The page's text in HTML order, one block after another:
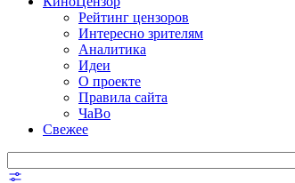
Рейтинг цензоров
Интересно зрителям
Аналитика
Идеи
О проекте
Правила сайта
ЧаВо
Свежее